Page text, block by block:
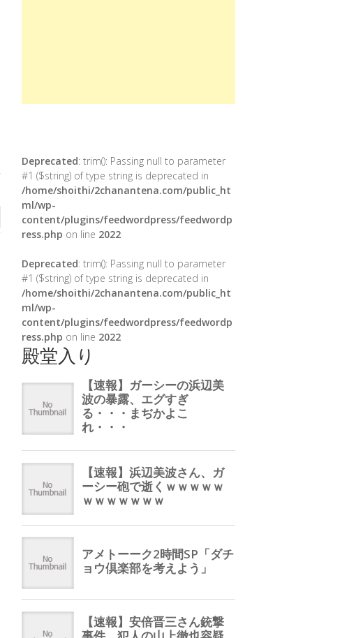
Deprecated: trim(): Passing null to parameter
#1 ($string) of type string is deprecated in
/home/shoithi/2chanantena.com/public_ht
ml/wp-
content/plugins/feedwordpress/feedwordp
ress.php on line 2022
Deprecated: trim(): Passing null to parameter
#1 ($string) of type string is deprecated in
/home/shoithi/2chanantena.com/public_ht
ml/wp-
content/plugins/feedwordpress/feedwordp
ress.php on line 2022
殿堂入り